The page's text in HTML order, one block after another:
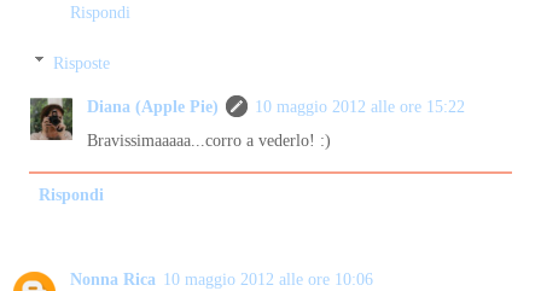
Rispondi
Risposte
Diana (Apple Pie)
10 maggio 2012 alle ore 15:22
Bravissimaaaaa...corro a vederlo! :)
Rispondi
Nonna Rica 10 maggio 2012 alle ore 10:06